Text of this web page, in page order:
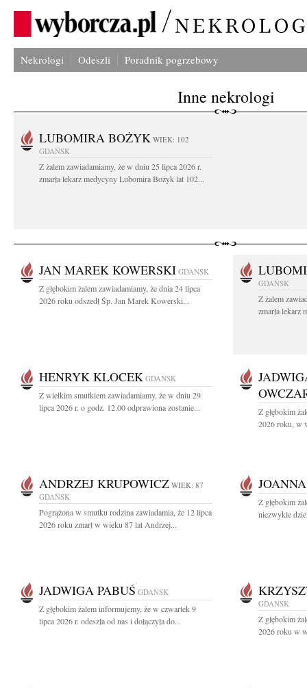
Nekrologi Odeszli Poradnik pogrzebowy
Inne nekrologi
LUBOMIRA BOŻYK WIEK: 102
GDAŃSK
Z żalem zawiadamiamy, że w dniu 25 lipca 2026 r.
zmarła lekarz medycyny Lubomira Bożyk lat 102...
JAN MAREK KOWERSKI GDAŃSK
Z głębokim żalem zawiadamiamy, że dnia 24 lipca
2026 roku odszedł Śp. Jan Marek Kowerski...
GDAŃSK
Z żalem
zmarła lekarz
HENRYK KLOCEK GDAŃSK
Z wielkim smutkiem zawiadamiamy, że w dniu 29
lipca 2026 r. o godz. 12.00 odprawiona zostanie...
Z głębokim
2026 roku, w
ANDRZEJ KRUPOWICZ WIEK: 87
GDAŃSK
Pogrążona w smutku rodzina zawiadamia, że 12 lipca
2026 roku zmarł w wieku 87 lat Andrzej...
Z głębokim
niezwykle
JADWIGA PABUŚ GDAŃSK
Z głębokim żalem informujemy, że w czwartek 9
lipca 2026 r. odeszła od nas i dołączyła do...
GDAŃSK
Z głębokim
2026 roku w